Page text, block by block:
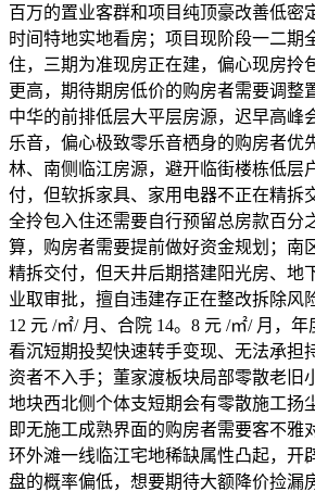
百万的置业客群和项目纯顶豪改善低密
时间特地实地看房；项目现阶段一二期
住，三期为准现房正在建，偏心现房拎
更高，期待期房低价的购房者需要调整
中华的前排低层大平层房源，迟早高峰
乐音，偏心极致零乐音栖身的购房者优
林、南侧临江房源，避开临街楼栋低层
付，但软拆家具、家用电器不正在精拆
全拎包入住还需要自行预留总房款百分
算，购房者需要提前做好资金规划；南
精拆交付，但天井后期搭建阳光房、地
业取审批，擅自违建存正在整改拆除风
12 元 /㎡/ 月、合院 14。8 元 /㎡/ 月，
看沉短期投契快速转手变现、无法承担
资者不入手；董家渡板块局部零散老旧
地块西北侧个体支短期会有零散施工扬
即无施工成熟界面的购房者需要客不雅
环外滩一线临江宅地稀缺属性凸起，开
盘的概率偏低，想要期待大额降价捡漏